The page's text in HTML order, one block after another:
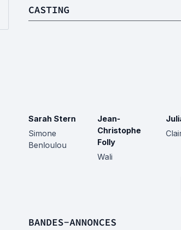
CASTING
Sarah Stern
Simone
Benloulou
Jean-
Christophe
Folly
Wali
BANDES-ANNONCES